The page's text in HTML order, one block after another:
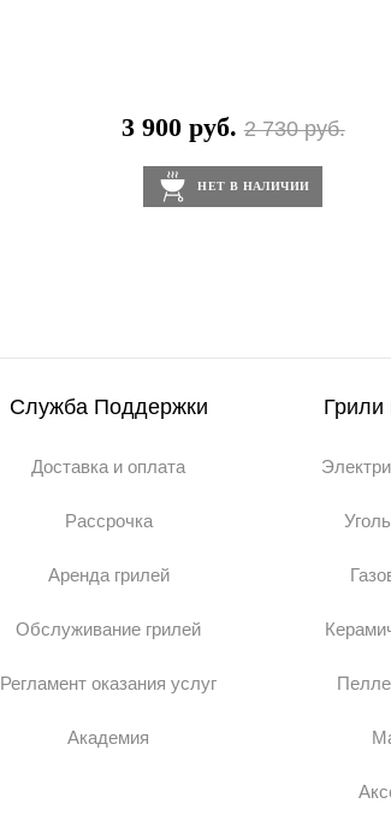
3 900 руб.2 730 руб.
НЕТ В НАЛИЧИИ
Служба Поддержки
Доставка и оплата
Рассрочка
Аренда грилей
Обслуживание грилей
Регламент оказания услуг
Академия
Грили